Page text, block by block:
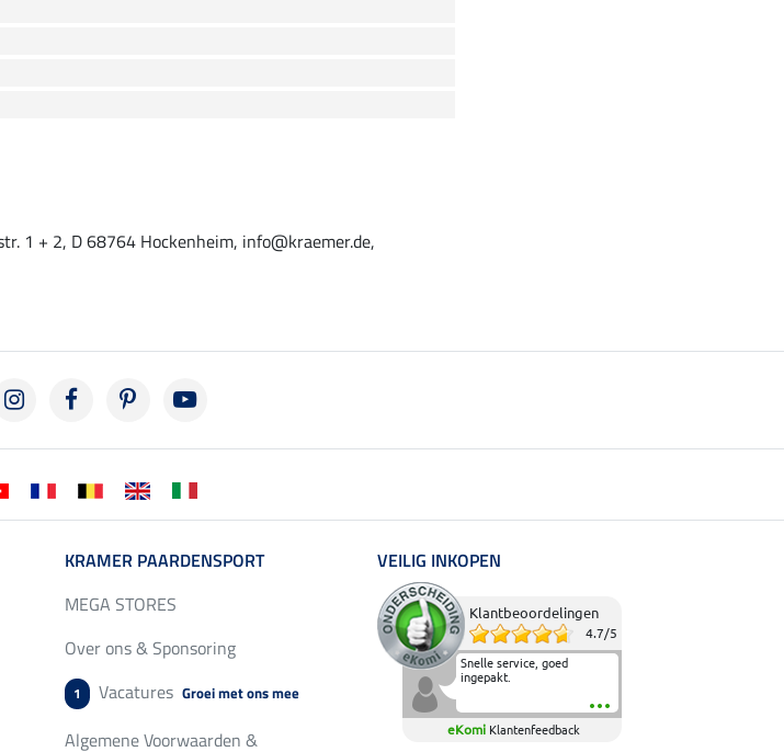
1 + 2, D 68764 Hockenheim, info@kraemer.de,
KRAMER PAARDENSPORT
MEGA STORES
Over ons & Sponsoring
1 Vacatures Groei met ons mee
Algemene Voorwaarden &
VEILIG INKOPEN
Klantbeoordelingen
4.7/5
Snelle service, goed
ingepakt.
eKomi Klantenfeedback